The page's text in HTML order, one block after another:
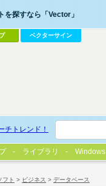
フト > ビジネス > データベース
を探すなら「Vector」
ベクターサイン
チトレンド！
ライブラリ Windows